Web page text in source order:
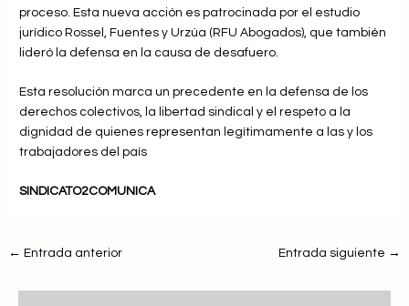
proceso. Esta nueva acción es patrocinada por el estudio
jurídico Rossel, Fuentes y Urzúa (RFU Abogados), que también
lideró la defensa en la causa de desafuero.
Esta resolución marca un precedente en la defensa de los
derechos colectivos, la libertad sindical y el respeto a la
dignidad de quienes representan legítimamente a las y los
trabajadores del país
SINDICATO2COMUNICA
← Entrada anterior Entrada siguiente →